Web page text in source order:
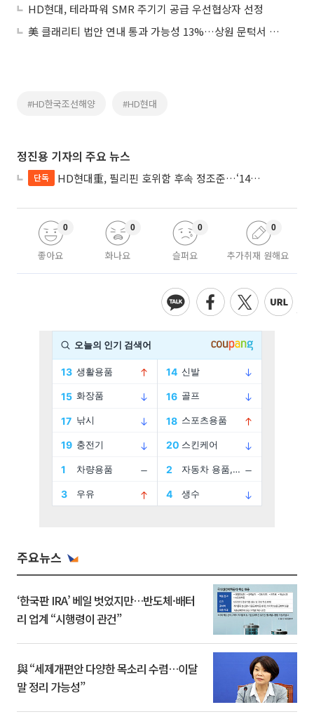
HD현대, 테라파워 SMR 주기기 공급 우선협상자 선정
美 클래리티 법안 연내 통과 가능성 13%…상원 문턱서 제동
#HD한국조선해양 #HD현대
정진용 기자의 주요 뉴스
단독 HD현대重, 필리핀 호위함 후속 정조준…‘14척+α’ 싹쓸이 노린다
좋아요
0
화나요
0
슬퍼요
0
추가취재 원해요
0
주요뉴스
‘한국판 IRA’ 베일 벗었지만…반도체·배터
리 업계 “시행령이 관건”
與 “세제개편안 다양한 목소리 수렴…이달
말 정리 가능성”